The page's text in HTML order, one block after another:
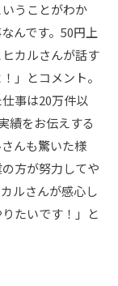
うことがわか
んです。50円上
カルさんが話す
」とコメント。
事は20万件以
績をお伝えする
んも驚いた様
方が努力してや
ルさんが感心し
たいです！」と